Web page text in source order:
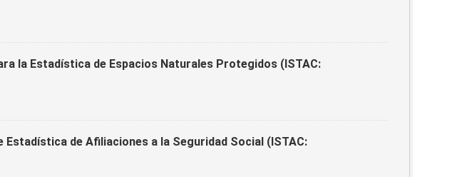
la Estadística de Espacios Naturales Protegidos (ISTAC:
Estadística de Afiliaciones a la Seguridad Social (ISTAC: